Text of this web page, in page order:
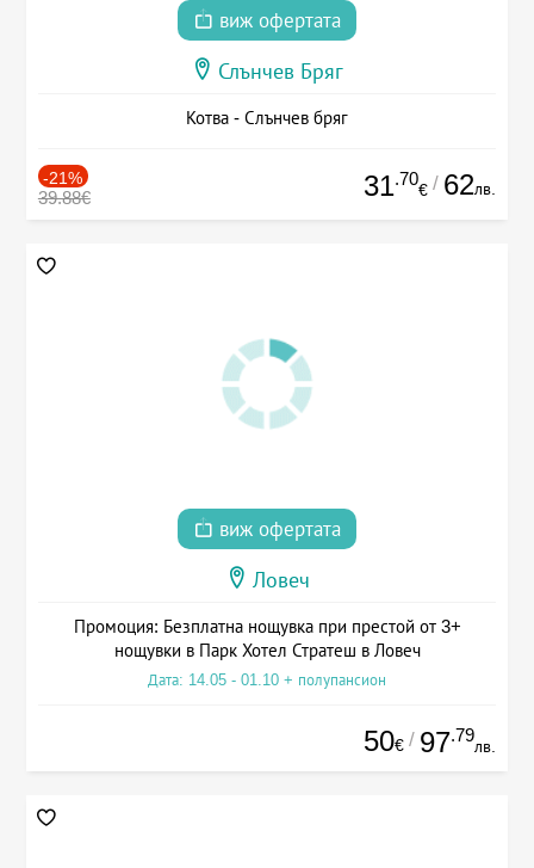
виж офертата
Слънчев Бряг
Котва - Слънчев бряг
-21%
39.88€ 31.70
€ / 62лв.
виж офертата
Ловеч
Промоция: Безплатна нощувка при престой от 3+
нощувки в Парк Хотел Стратеш в Ловеч
Дата: 14.05 - 01.10 + полупансион
50€ / 97.79
лв.